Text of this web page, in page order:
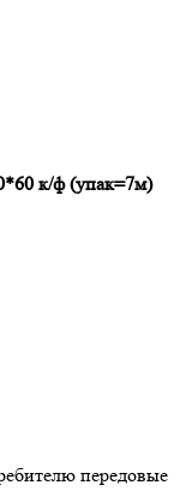
к/ф (упак=7м)
передовые